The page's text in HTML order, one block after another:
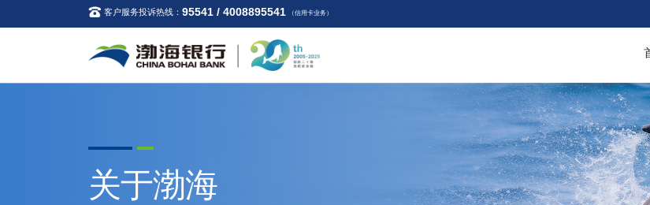
客户服务投诉热线：95541 / 4008895541 （信用卡业务）
关于渤海